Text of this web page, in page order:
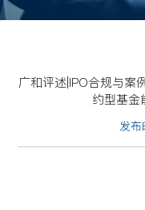
广和评述|IPO合规与案
约型基金
发